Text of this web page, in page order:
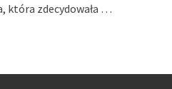
która zdecydowała …